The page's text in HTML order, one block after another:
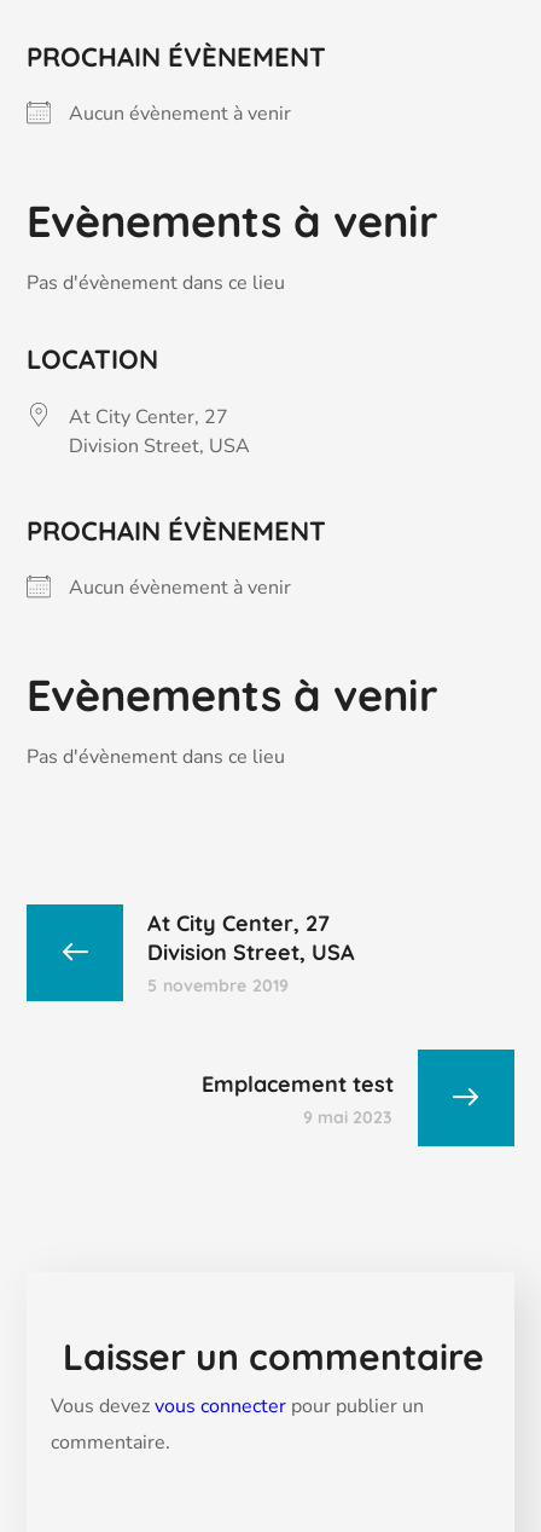
PROCHAIN ÉVÈNEMENT
Aucun évènement à venir
Evènements à venir
Pas d'évènement dans ce lieu
LOCATION
At City Center, 27
Division Street, USA
PROCHAIN ÉVÈNEMENT
Aucun évènement à venir
Evènements à venir
Pas d'évènement dans ce lieu
At City Center, 27
Division Street, USA
5 novembre 2019
Emplacement test
9 mai 2023
Laisser un commentaire
Vous devezvous connecter pour publier un
commentaire.